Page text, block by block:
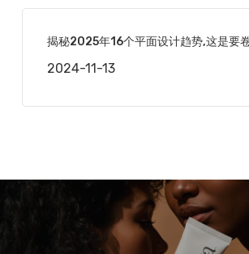
揭秘2025年16个平面设计趋势,这是要
2024-11-13